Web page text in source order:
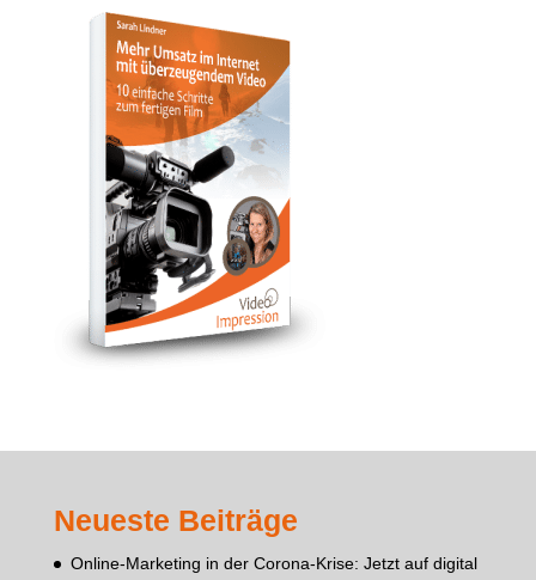
Neueste Beiträge
Online-Marketing in der Corona-Krise: Jetzt auf digital